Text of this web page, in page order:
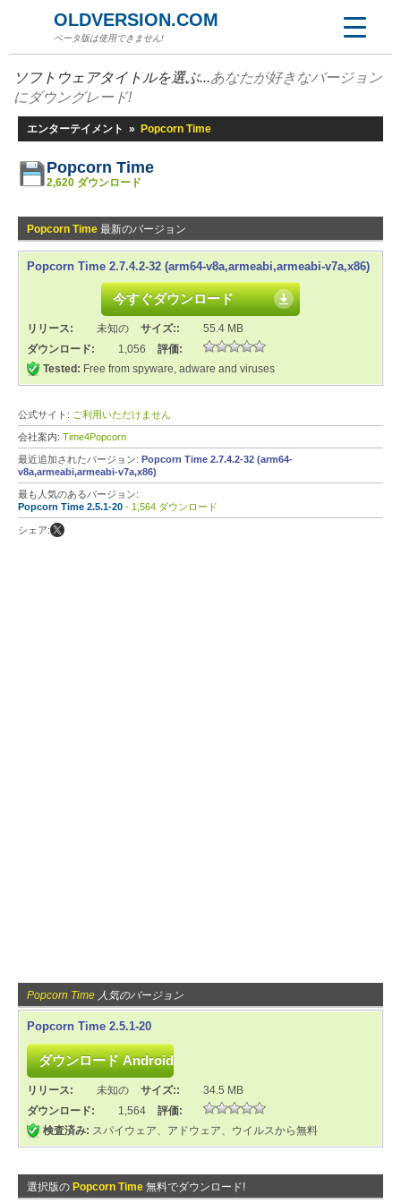
OLDVERSION.COM
ベータ版は使用できません!
ソフトウェアタイトルを選ぶ...あなたが好きなバージョン
にダウングレード!
エンターテイメント » Popcorn Time
Popcorn Time
2,620 ダウンロード
Popcorn Time 最新のバージョン
Popcorn Time 2.7.4.2-32 (arm64-v8a,armeabi,armeabi-v7a,x86)
今すぐダウンロード
リリース: 未知の サイズ::
55.4 MB
ダウンロード:
1,056
評価:
Tested: Free from spyware, adware and viruses
公式サイト: ご利用いただけません
会社案内: Time4Popcorn
最近追加されたバージョン: Popcorn Time 2.7.4.2-32 (arm64-
v8a,armeabi,armeabi-v7a,x86)
最も人気のあるバージョン:
Popcorn Time 2.5.1-20 - 1,564 ダウンロード
シェア:
Popcorn Time 人気のバージョン
Popcorn Time 2.5.1-20
リリース: 未知の サイズ::
34.5 MB
ダウンロード:
1,564
評価:
検査済み: スパイウェア、アドウェア、ウイルスから無料
選択版の Popcorn Time 無料でダウンロード!